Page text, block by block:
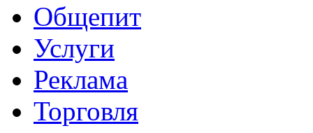
Общепит
Услуги
Реклама
Торговля